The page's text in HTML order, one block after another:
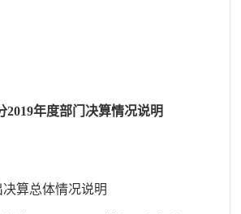
2019年度部门决算情况说明
决算总体情况说明